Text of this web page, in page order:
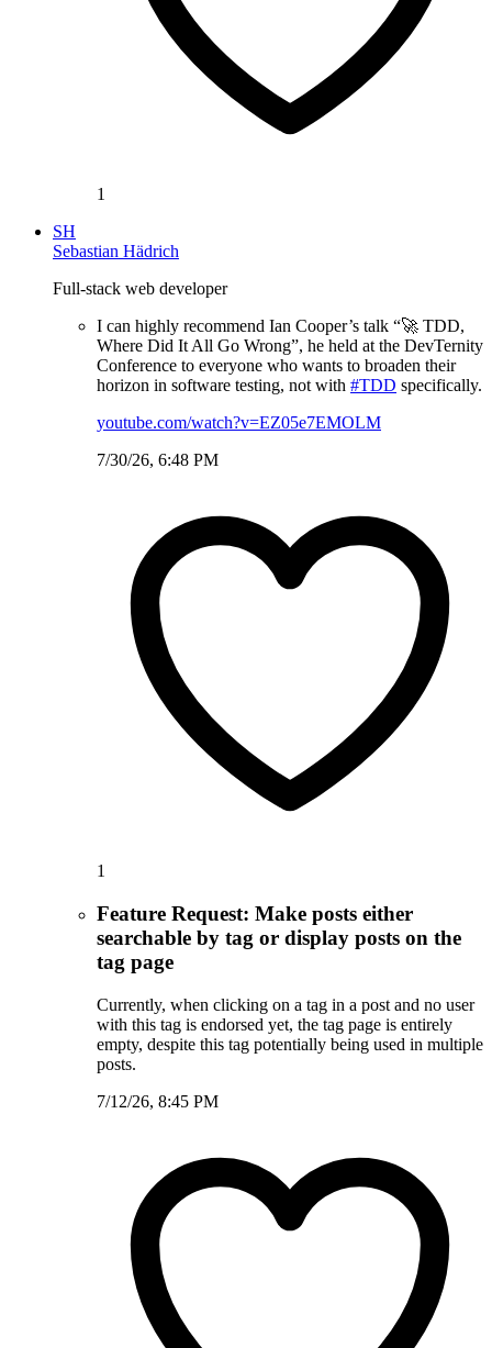
1
SH
Sebastian Hädrich
Full-stack web developer
I can highly recommend Ian Cooper’s talk “🚀 TDD,
Where Did It All Go Wrong”, he held at the DevTernity
Conference to everyone who wants to broaden their
horizon in software testing, not with #TDD specifically.
youtube.com/watch?v=EZ05e7EMOLM
7/30/26, 6:48 PM
1
Feature Request: Make posts either
searchable by tag or display posts on the
tag page
Currently, when clicking on a tag in a post and no user
with this tag is endorsed yet, the tag page is entirely
empty, despite this tag potentially being used in multiple
posts.
7/12/26, 8:45 PM